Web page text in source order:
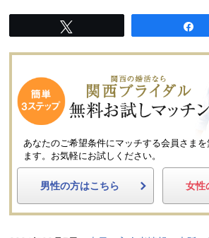
あなたのご希望条件にマッチする会員さま
ます。
お気軽にお試しください。
男性の方はこちら 女性